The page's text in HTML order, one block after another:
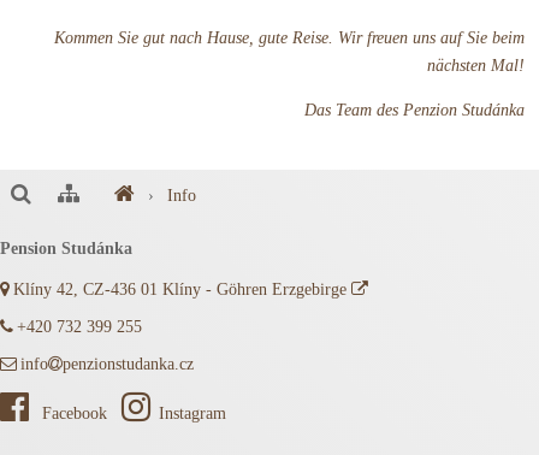
Kommen Sie gut nach Hause, gute Reise. Wir freuen uns auf Sie beim
nächsten Mal!
Das Team des Penzion Studánka
› Info
Pension Studánka
Klíny 42, CZ-436 01 Klíny - Göhren Erzgebirge
+420 732 399 255
info penzionstudanka.cz
Facebook Instagram